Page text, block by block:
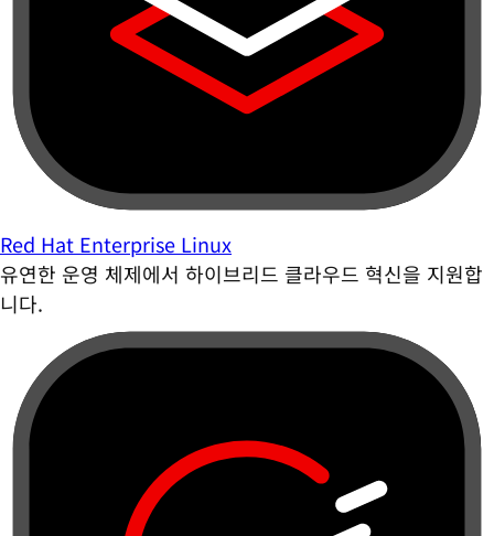
Red Hat Enterprise Linux
유연한 운영 체제에서 하이브리드 클라우드 혁신을 지원합
니다.